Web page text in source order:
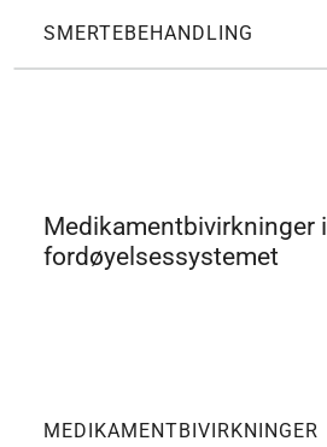
SMERTEBEHANDLING
Medikamentbivirkninger i
fordøyelsessystemet
MEDIKAMENTBIVIRKNINGER